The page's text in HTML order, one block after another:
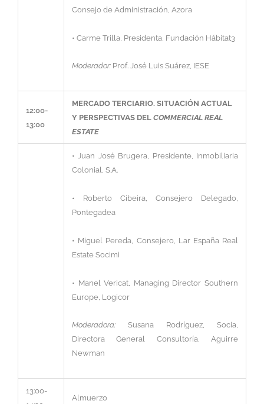
Consejo de Administración, Azora
• Carme Trilla, Presidenta, Fundación Hábitat3
Moderador: Prof. José Luis Suárez, IESE
12:00-
13:00
MERCADO TERCIARIO. SITUACIÓN ACTUAL
Y PERSPECTIVAS DEL COMMERCIAL REAL
ESTATE
• Juan José Brugera, Presidente, Inmobiliaria
Colonial, S.A.
• Roberto Cibeira, Consejero Delegado,
Pontegadea
• Miguel Pereda, Consejero, Lar España Real
Estate Socimi
• Manel Vericat, Managing Director Southern
Europe, Logicor
Moderadora: Susana Rodríguez, Socia,
Directora General Consultoría, Aguirre
Newman
13:00-
Almuerzo